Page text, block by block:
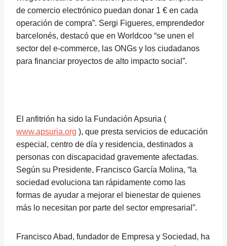
de comercio electrónico puedan donar 1 € en cada
operación de compra”. Sergi Figueres, emprendedor
barcelonés, destacó que en Worldcoo “se unen el
sector del e-commerce, las ONGs y los ciudadanos
para financiar proyectos de alto impacto social”.
El anfitrión ha sido la Fundación Apsuria (
www.apsuria.org ), que presta servicios de educación
especial, centro de día y residencia, destinados a
personas con discapacidad gravemente afectadas.
Según su Presidente, Francisco García Molina, “la
sociedad evoluciona tan rápidamente como las
formas de ayudar a mejorar el bienestar de quienes
más lo necesitan por parte del sector empresarial”.
Francisco Abad, fundador de Empresa y Sociedad, ha